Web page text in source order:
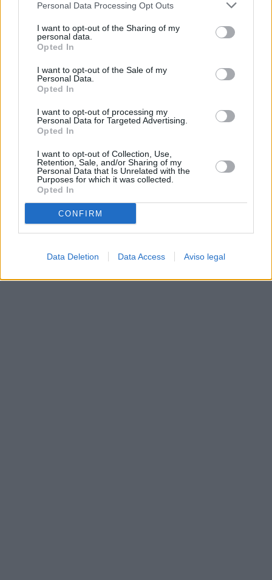
negar su consentimiento. Tenga en cuenta que algún
de su consentimiento, pero usted tiene el derecho de
rechazar tal procesamiento. Sus preferencias se aplicarán
cualquier momento entrando de nuevo en este sitio web o
visitando nuestra política de privacidad.
Personal Data Processing Opt Outs
I want to opt-out of the Sharing of my
personal data.
Opted In
I want to opt-out of the Sale of my
Personal Data.
Opted In
I want to opt-out of processing my
Personal Data for Targeted Advertising.
Opted In
I want to opt-out of Collection, Use,
Retention, Sale, and/or Sharing of my
Personal Data that Is Unrelated with the
Purposes for which it was collected.
Opted In
CONFIRM
Data Deletion Data Access Aviso legal